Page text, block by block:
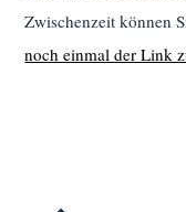
Zwischenzeit können
noch einmal der Link